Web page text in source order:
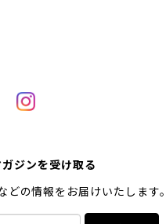
ジンを受け取る
の情報をお届けいたします。